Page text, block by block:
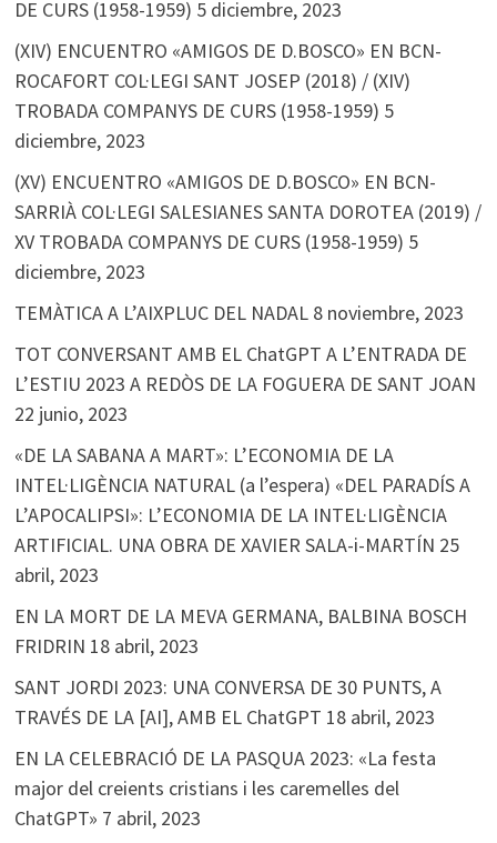
DE CURS (1958-1959) 5 diciembre, 2023
(XIV) ENCUENTRO «AMIGOS DE D.BOSCO» EN BCN-
ROCAFORT COL·LEGI SANT JOSEP (2018) / (XIV)
TROBADA COMPANYS DE CURS (1958-1959) 5
diciembre, 2023
(XV) ENCUENTRO «AMIGOS DE D.BOSCO» EN BCN-
SARRIÀ COL·LEGI SALESIANES SANTA DOROTEA (2019) /
XV TROBADA COMPANYS DE CURS (1958-1959) 5
diciembre, 2023
TEMÀTICA A L’AIXPLUC DEL NADAL 8 noviembre, 2023
TOT CONVERSANT AMB EL ChatGPT A L’ENTRADA DE
L’ESTIU 2023 A REDÒS DE LA FOGUERA DE SANT JOAN
22 junio, 2023
«DE LA SABANA A MART»: L’ECONOMIA DE LA
INTEL·LIGÈNCIA NATURAL (a l’espera) «DEL PARADÍS A
L’APOCALIPSI»: L’ECONOMIA DE LA INTEL·LIGÈNCIA
ARTIFICIAL. UNA OBRA DE XAVIER SALA-i-MARTÍN 25
abril, 2023
EN LA MORT DE LA MEVA GERMANA, BALBINA BOSCH
FRIDRIN 18 abril, 2023
SANT JORDI 2023: UNA CONVERSA DE 30 PUNTS, A
TRAVÉS DE LA [AI], AMB EL ChatGPT 18 abril, 2023
EN LA CELEBRACIÓ DE LA PASQUA 2023: «La festa
major del creients cristians i les caremelles del
ChatGPT» 7 abril, 2023